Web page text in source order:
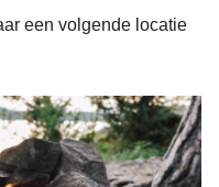
een volgende locatie